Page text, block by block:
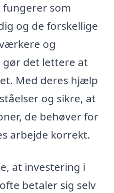
som
og de forskellige
og
gør det lettere at
Med deres hjælp
og sikre, at
de behøver for
arbejde korrekt.
at investering i
betaler sig selv